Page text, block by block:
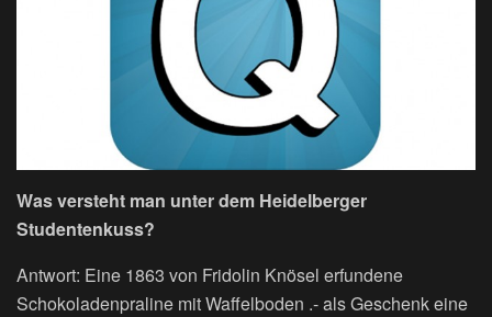
Was versteht man unter dem Heidelberger
Studentenkuss?
Antwort: Eine 1863 von Fridolin Knösel erfundene
Schokoladenpraline mit Waffelboden .- als Geschenk eine